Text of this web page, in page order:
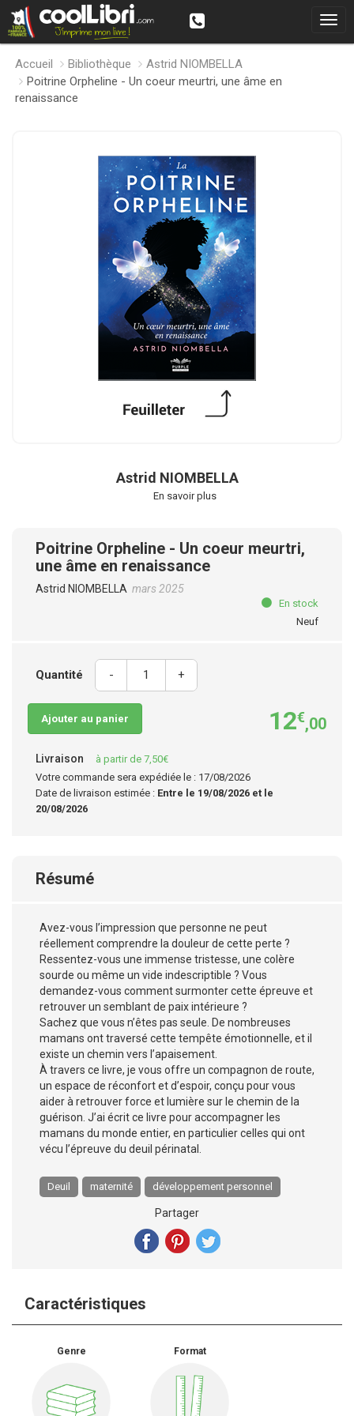
Accueil Bibliothèque
Astrid NIOMBELLA
Poitrine Orpheline - Un coeur meurtri, une âme en
renaissance
Astrid NIOMBELLA
En savoir plus
Poitrine Orpheline - Un coeur meurtri,
une âme en renaissance
Astrid NIOMBELLA mars 2025
En stock
Neuf
Quantité - +
Ajouter au panier 12€,00
Livraison
à partir de 7,50€
Votre commande sera expédiée le : 17/08/2026
Date de livraison estimée : Entre le 19/08/2026 et le
20/08/2026
Résumé
Avez-vous l’impression que personne ne peut
réellement comprendre la douleur de cette perte ?
Ressentez-vous une immense tristesse, une colère
sourde ou même un vide indescriptible ? Vous
demandez-vous comment surmonter cette épreuve et
retrouver un semblant de paix intérieure ?
Sachez que vous n’êtes pas seule. De nombreuses
mamans ont traversé cette tempête émotionnelle, et il
existe un chemin vers l’apaisement.
À travers ce livre, je vous offre un compagnon de route,
un espace de réconfort et d’espoir, conçu pour vous
aider à retrouver force et lumière sur le chemin de la
guérison. J’ai écrit ce livre pour accompagner les
mamans du monde entier, en particulier celles qui ont
vécu l’épreuve du deuil périnatal.
Deuil maternité développement personnel
Partager
Caractéristiques
Genre Format